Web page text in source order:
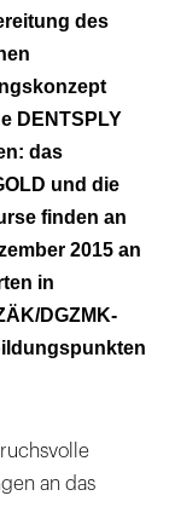
des
DENTSPLY
das
und die
finden an
2015 an
in
DGZMK-
an das